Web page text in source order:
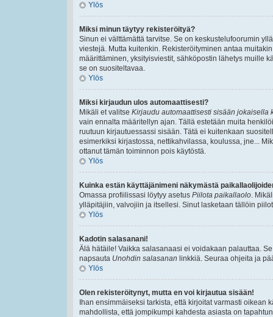
Ylös
Miksi minun täytyy rekisteröityä?
Sinun ei välttämättä tarvitse. Se on keskustelufoorumin
viestejä. Mutta kuitenkin. Rekisteröityminen antaa
määrittäminen, yksityisviestit, sähköpostin lähetys muille
se on suositeltavaa.
Ylös
Miksi kirjaudun ulos automaattisesti?
Mikäli et valitse Kirjaudu automaattisesti sisään jokaisella
vain ennalta määritellyn ajan. Tällä estetään muita
ruutuun kirjautuessassi sisään. Tätä ei kuitenkaan
esimerkiksi kirjastossa, nettikahvilassa, koulussa, jne...
ottanut tämän toiminnon pois käytöstä.
Ylös
Kuinka estän käyttäjänimeni näkymästä
Omassa profiilissasi löytyy asetus Piilota paikallaolo.
ylläpitäjiin, valvojiin ja itsellesi. Sinut lasketaan tällöin
Ylös
Kadotin salasanani!
Älä hätäile! Vaikka salasanaasi ei voidakaan palauttaa.
napsauta Unohdin salasanan linkkiä. Seuraa ohjeita ja
Ylös
Olen rekisteröitynyt, mutta en voi kirjautua sisään!
Ihan ensimmäiseksi tarkista, että kirjoitat varmasti
mahdollista, että jompikumpi kahdesta asiasta on